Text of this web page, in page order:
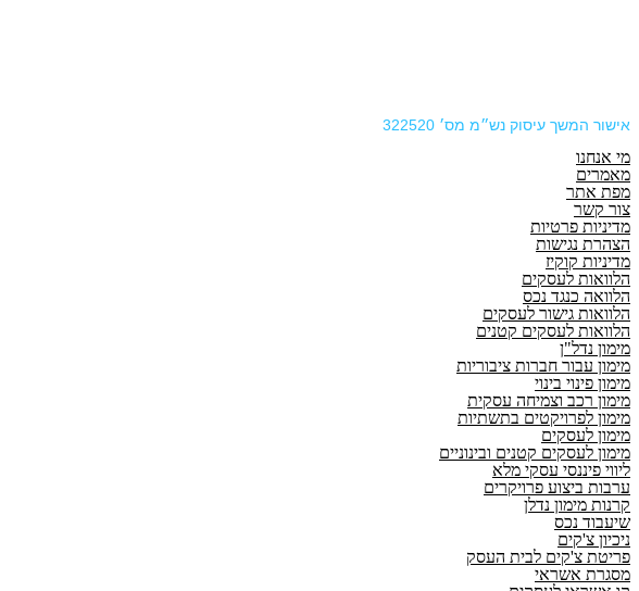
אישור המשך עיסוק נש״מ מס׳ 322520
מי אנחנו
מאמרים
מפת אתר
צור קשר
מדיניות פרטיות
הצהרת נגישות
מדיניות קוקיז
הלוואות לעסקים
הלוואה כנגד נכס
הלוואות גישור לעסקים
הלוואות לעסקים קטנים
מימון נדל"ן
מימון עבור חברות ציבוריות
מימון פינוי בינוי
מימון רכב וצמיחה עסקית
מימון לפרויקטים בתשתיות
מימון לעסקים
מימון לעסקים קטנים ובינוניים
ליווי פיננסי עסקי מלא
ערבות ביצוע פרויקרים
קרנות מימון נדלן
שיעבוד נכס
ניכיון צ'קים
פריטת צ'קים לבית העסק
מסגרת אשראי